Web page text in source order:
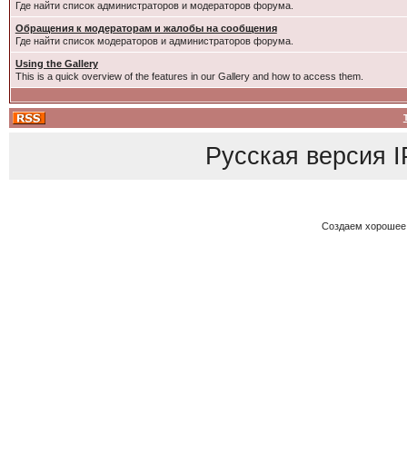
Где найти список администраторов и модераторов форума.
Обращения к модераторам и жалобы на сообщения
Где найти список модераторов и администраторов форума.
Using the Gallery
This is a quick overview of the features in our Gallery and how to access them.
Русская версия
Создаем